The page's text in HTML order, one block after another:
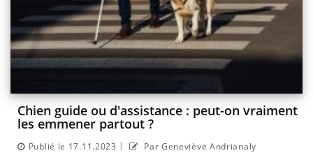
Chien guide ou d'assistance : peut-on vraiment
les emmener partout ?
Publié le 17.11.2023 | Par Geneviève Andrianaly